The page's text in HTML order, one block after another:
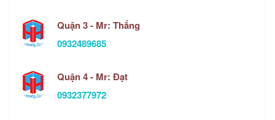
Quận 3 - Mr: Thắng
0932489685
Quận 4 - Mr: Đạt
0932377972